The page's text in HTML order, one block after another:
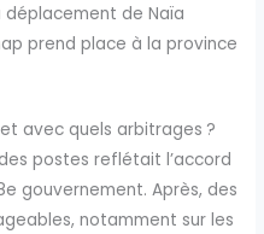
déplacement de Naïa
prend place à la province
avec quels arbitrages ?
postes reflétait l’accord
gouvernement. Après, des
notamment sur les